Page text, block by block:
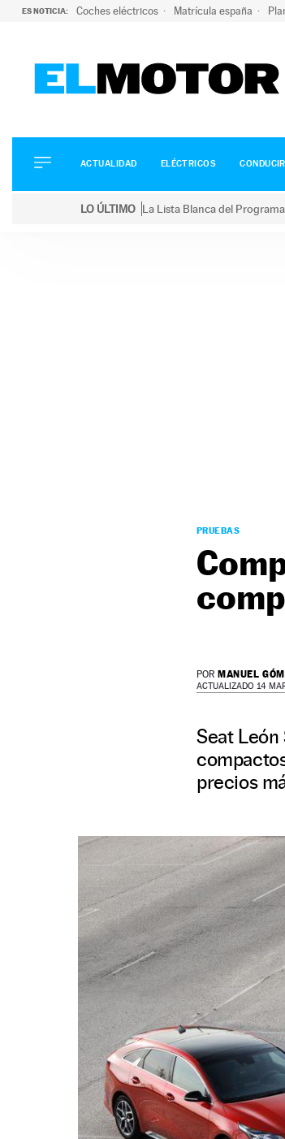
ES NOTICIA: Coches eléctricos Matrícula españa
ELÉCTRICOS
CONDUCIR
ACTUALIDAD ELÉCTRICOS CONDUCIR
LO ÚLTIMO La Lista Blanca del
PRUEBAS
POR MANUEL
ACTUALIZADO 14
Seat León
precios